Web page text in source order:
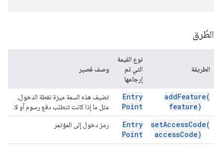
الطُرق
الطريقة
نوع القيمة
التي تم
إرجاعها
وصف قصير
addFeature(
feature)
Entry
Point
تضيف هذه السمة ميزة نقطة الدخول،
مثل ما إذا كانت تتطلب دفع رسوم أو لا.
setAccessCode(
accessCode)
Entry
Point
رمز دخول إلى المؤتمر